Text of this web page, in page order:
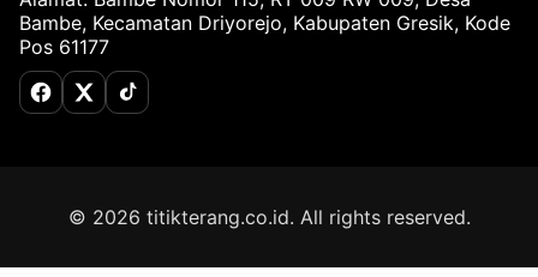
Bambe, Kecamatan Driyorejo, Kabupaten Gresik, Kode
Pos 61177
Facebook
X (Twitter)
TikTok
© 2026 titikterang.co.id. All rights reserved.